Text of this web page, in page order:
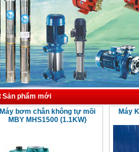
Sản phẩm mới
Máy bơm chân không tự mồi
MBY MHS1500 (1.1KW)
Máy